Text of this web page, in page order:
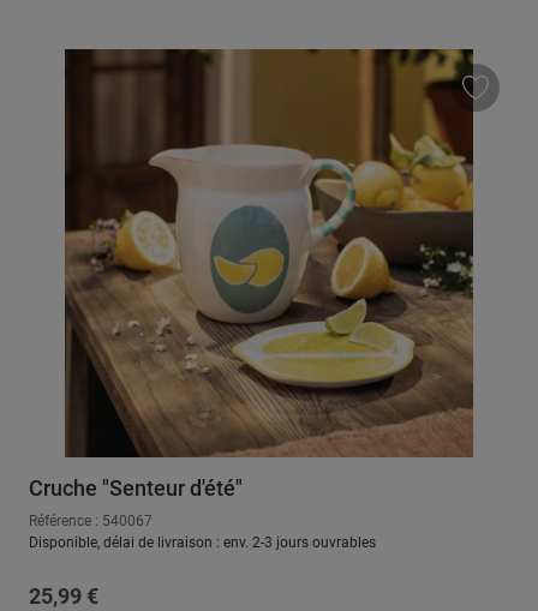
Cruche "Senteur d'été"
Référence : 540067
Disponible, délai de livraison : env. 2-3 jours ouvrables
Prix régulier :
25,99 €